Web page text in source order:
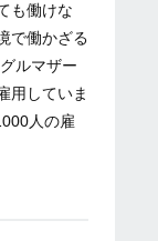
も働けな
で働かざる
ルマザー
用していま
人の雇